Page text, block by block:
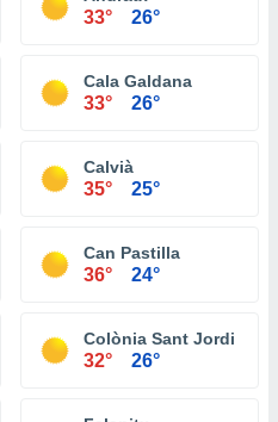
33° 26°
Cala Galdana
33° 26°
Calvià
35° 25°
Can Pastilla
36° 24°
Colònia Sant Jordi
32° 26°